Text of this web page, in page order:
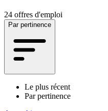
24 offres d'emploi
Par pertinence
Le plus récent
Par pertinence